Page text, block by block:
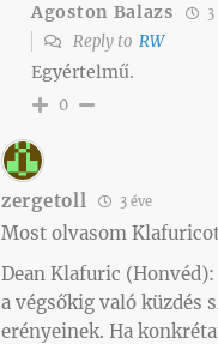
Agoston Balazs 3
Reply to RW
Egyértelmű.
0
zergetoll 3 éve
Most olvasom
Dean Klafuric
a végsőkig való küzdés
erényeinek. Ha